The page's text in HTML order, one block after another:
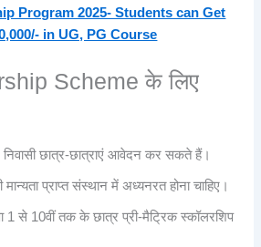
Program 2025- Students can Get
in UG, PG Course
Scheme के लिए
छात्र-छात्राएं आवेदन कर सकते हैं।
प्राप्त संस्थान में अध्यनरत होना चाहिए।
1 से 10वीं तक के छात्र प्री-मैट्रिक स्कॉलरशिप